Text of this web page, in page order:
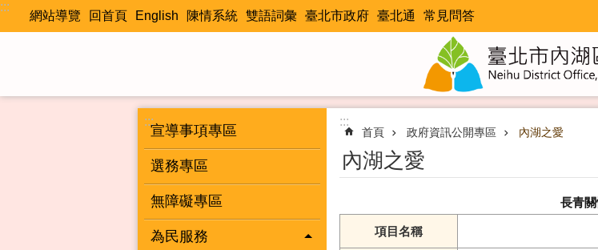
跳到主要內容區塊
:::
網站導覽 回首頁 English 陳情系統 雙語詞彙 臺北市政府 臺北通 常見問答
:::
宣導事項專區
選務專區
無障礙專區
為民服務
:::
首頁 政府資訊公開專區 內湖之愛
內湖之愛
長青
項目名稱